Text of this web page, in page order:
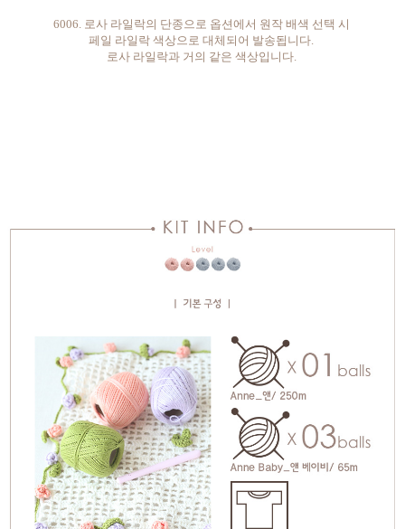
6006. 로사 라일락의 단종으로 옵션에서 원작 배색 선택 시
페일 라일락 색상으로 대체되어 발송됩니다.
로사 라일락과 거의 같은 색상입니다.